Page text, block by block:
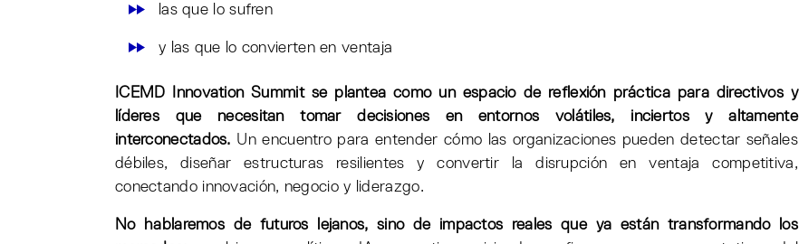
las que lo sufren
y las que lo convierten en ventaja
ICEMD Innovation Summit se plantea como un espacio de reflexión práctica para directivos y
líderes que necesitan tomar decisiones en entornos volátiles, inciertos y altamente
interconectados. Un encuentro para entender cómo las organizaciones pueden detectar señales
débiles, diseñar estructuras resilientes y convertir la disrupción en ventaja competitiva,
conectando innovación, negocio y liderazgo.
No hablaremos de futuros lejanos, sino de impactos reales que ya están transformando los